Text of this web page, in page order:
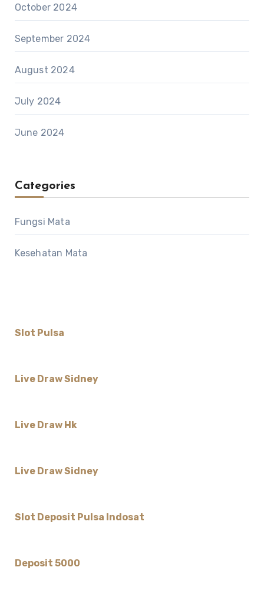
October 2024
September 2024
August 2024
July 2024
June 2024
Categories
Fungsi Mata
Kesehatan Mata
Slot Pulsa
Live Draw Sidney
Live Draw Hk
Live Draw Sidney
Slot Deposit Pulsa Indosat
Deposit 5000